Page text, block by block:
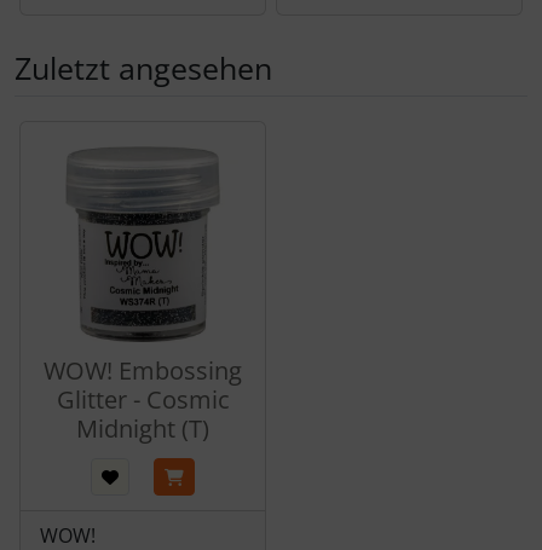
Zuletzt angesehen
WOW! Embossing
Glitter - Cosmic
Midnight (T)
WOW!